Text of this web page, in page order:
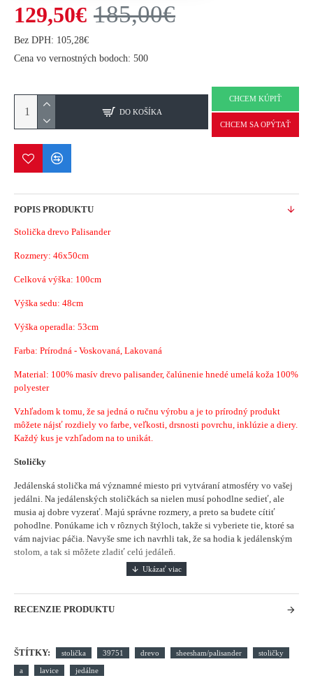
129,50€ 185,00€
Bez DPH: 105,28€
Cena vo vernostných bodoch: 500
DO KOŠÍKA
CHCEM KÚPIŤ
CHCEM SA OPÝTAŤ
POPIS PRODUKTU
Stolička drevo Palisander
Rozmery: 46x50cm
Celková výška: 100cm
Výška sedu: 48cm
Výška operadla: 53cm
Farba: Prírodná - Voskovaná, Lakovaná
Material: 100% masív drevo palisander, čalúnenie hnedé umelá koža 100%
polyester
Vzhľadom k tomu, že sa jedná o ručnu výrobu a je to prírodný produkt
môžete nájsť rozdiely vo farbe, veľkosti, drsnosti povrchu, inklúzie a diery.
Každý kus je vzhľadom na to unikát.
Stoličky
Jedálenská stolička má významné miesto pri vytváraní atmosféry vo vašej
jedálni. Na jedálenských stoličkách sa nielen musí pohodlne sedieť, ale
musia aj dobre vyzerať. Majú správne rozmery, a preto sa budete cítiť
pohodlne. Ponúkame ich v rôznych štýloch, takže si vyberiete tie, ktoré sa
vám najviac páčia. Navyše sme ich navrhli tak, že sa hodia k jedálenským
stolom, a tak si môžete zladiť celú jedáleň.
RECENZIE PRODUKTU
ŠTÍTKY: stolička 39751 drevo sheesham/palisander stoličky
a lavice jedálne